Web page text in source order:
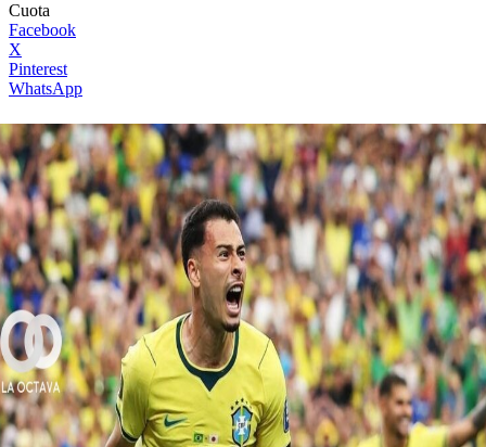
Cuota
Facebook
X
Pinterest
WhatsApp